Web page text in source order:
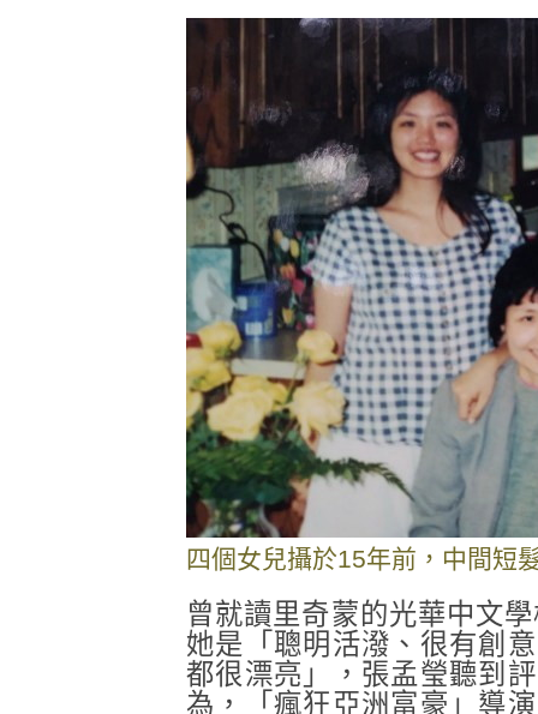
四個女兒攝於15年前，中間短
曾就讀里奇蒙的光華中文
她是「聰明活潑、很有創
都很漂亮」，張孟瑩聽到
為，「瘋狂亞洲富豪」導